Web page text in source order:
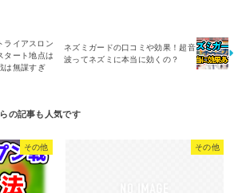
ライアスロン
タート地点は
は無謀すぎ
ネズミガードの口コミや効果！超音
波ってネズミに本当に効くの？
その他 その他